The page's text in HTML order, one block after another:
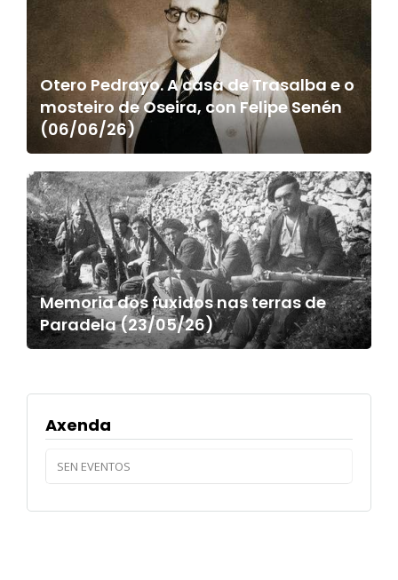
Otero Pedrayo. A casa de Trasalba e o
mosteiro de Oseira, con Felipe Senén
(06/06/26)
Memoria dos fuxidos nas terras de
Paradela (23/05/26)
Axenda
SEN EVENTOS